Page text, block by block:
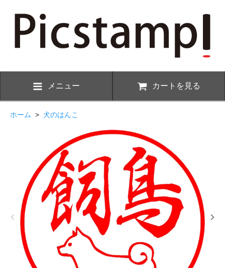
メニュー カートを見る
ホーム > 犬のはんこ